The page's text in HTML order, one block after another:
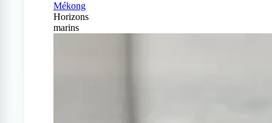
Mékong
Horizons
marins